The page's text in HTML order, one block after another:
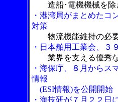
造船･電機機械を
・港湾局がまとめたコ
対策
物流機能維持の必
・日本舶用工業会、３
業界を支える優秀
・海保庁、８月からス
情報
(ESI情報)を公開開始
・海技研が７月２２日